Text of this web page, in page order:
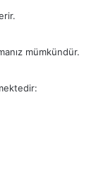
mümkündür.